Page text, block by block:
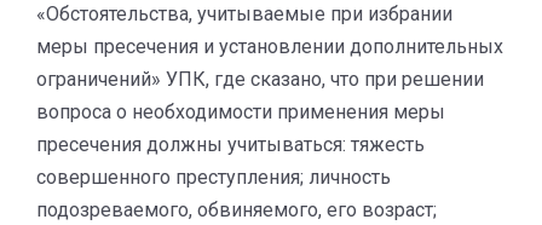
«Обстоятельства, учитываемые при избрании
меры пресечения и установлении дополнительных
ограничений» УПК, где сказано, что при решении
вопроса о необходимости применения меры
пресечения должны учитываться: тяжесть
совершенного преступления; личность
подозреваемого, обвиняемого, его возраст;